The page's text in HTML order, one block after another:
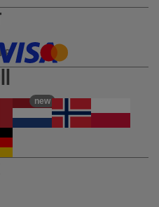
new